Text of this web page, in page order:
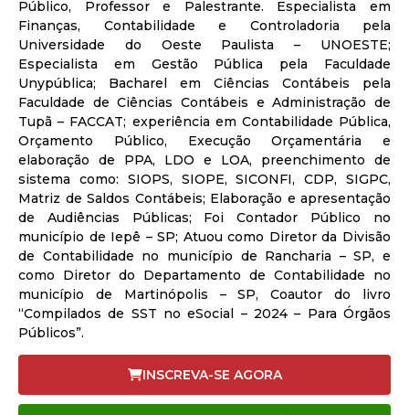
Público, Professor e Palestrante. Especialista em
Finanças, Contabilidade e Controladoria pela
Universidade do Oeste Paulista – UNOESTE;
Especialista em Gestão Pública pela Faculdade
Unypública; Bacharel em Ciências Contábeis pela
Faculdade de Ciências Contábeis e Administração de
Tupã – FACCAT; experiência em Contabilidade Pública,
Orçamento Público, Execução Orçamentária e
elaboração de PPA, LDO e LOA, preenchimento de
sistema como: SIOPS, SIOPE, SICONFI, CDP, SIGPC,
Matriz de Saldos Contábeis; Elaboração e apresentação
de Audiências Públicas; Foi Contador Público no
município de Iepê – SP; Atuou como Diretor da Divisão
de Contabilidade no município de Rancharia – SP, e
como Diretor do Departamento de Contabilidade no
município de Martinópolis – SP, Coautor do livro
“Compilados de SST no eSocial – 2024 – Para Órgãos
Públicos”.
INSCREVA-SE AGORA